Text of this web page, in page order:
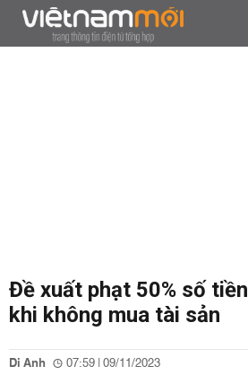
Đề xuất phạt 50% số
khi không mua tài sản
Di Anh 07:59 | 09/11/2023